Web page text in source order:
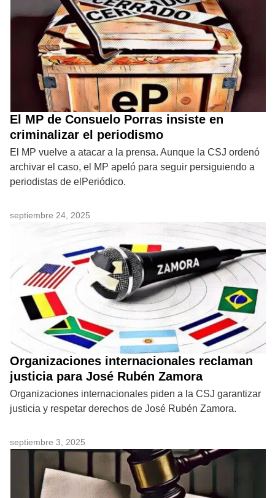
El MP de Consuelo Porras insiste en
criminalizar el periodismo
El MP vuelve a atacar a la prensa. Aunque la CSJ ordenó
archivar el caso, el MP apeló para seguir persiguiendo a
periodistas de elPeriódico.
septiembre 24, 2025
Organizaciones internacionales reclaman
justicia para José Rubén Zamora
Organizaciones internacionales piden a la CSJ garantizar
justicia y respetar derechos de José Rubén Zamora.
septiembre 3, 2025